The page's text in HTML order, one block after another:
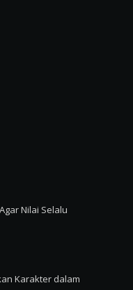
Nilai Selalu
Karakter dalam